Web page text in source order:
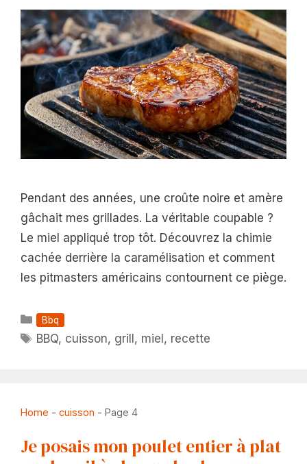
Pendant des années, une croûte noire et amère
gâchait mes grillades. La véritable coupable ?
Le miel appliqué trop tôt. Découvrez la chimie
cachée derrière la caramélisation et comment
les pitmasters américains contournent ce piège.
Catégories
Bbq
Étiquettes
BBQ, cuisson, grill , miel , recette
Home - cuisson - Page 4
Je posais mon poulet entier à plat